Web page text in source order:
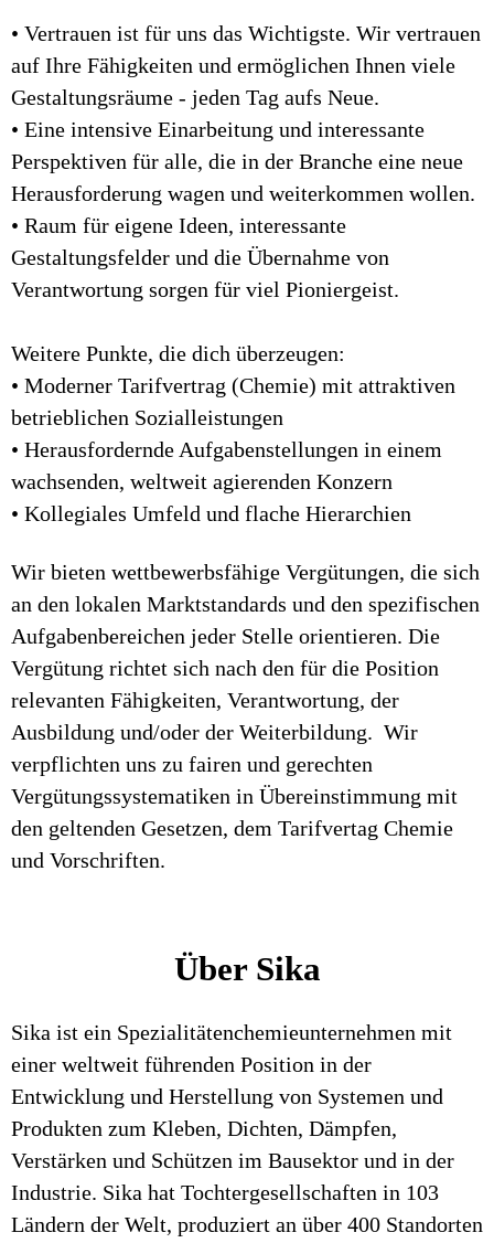
• Vertrauen ist für uns das Wichtigste. Wir vertrauen
auf Ihre Fähigkeiten und ermöglichen Ihnen viele
Gestaltungsräume - jeden Tag aufs Neue.
• Eine intensive Einarbeitung und interessante
Perspektiven für alle, die in der Branche eine neue
Herausforderung wagen und weiterkommen wollen.
• Raum für eigene Ideen, interessante
Gestaltungsfelder und die Übernahme von
Verantwortung sorgen für viel Pioniergeist.
Weitere Punkte, die dich überzeugen:
• Moderner Tarifvertrag (Chemie) mit attraktiven
betrieblichen Sozialleistungen
• Herausfordernde Aufgabenstellungen in einem
wachsenden, weltweit agierenden Konzern
• Kollegiales Umfeld und flache Hierarchien
Wir bieten wettbewerbsfähige Vergütungen, die sich
an den lokalen Marktstandards und den spezifischen
Aufgabenbereichen jeder Stelle orientieren. Die
Vergütung richtet sich nach den für die Position
relevanten Fähigkeiten, Verantwortung, der
Ausbildung und/oder der Weiterbildung. Wir
verpflichten uns zu fairen und gerechten
Vergütungssystematiken in Übereinstimmung mit
den geltenden Gesetzen, dem Tarifvertag Chemie
und Vorschriften.
Über Sika
Sika ist ein Spezialitätenchemieunternehmen mit
einer weltweit führenden Position in der
Entwicklung und Herstellung von Systemen und
Produkten zum Kleben, Dichten, Dämpfen,
Verstärken und Schützen im Bausektor und in der
Industrie. Sika hat Tochtergesellschaften in 103
Ländern der Welt, produziert an über 400 Standorten